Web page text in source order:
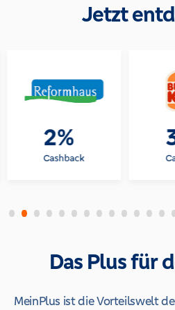
Jetzt
2%
Cashback
Das Plus für
MeinPlus ist die Vorteilswelt